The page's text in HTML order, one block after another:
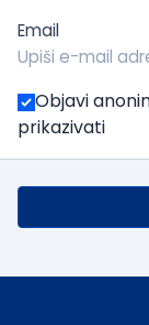
Email
Objavi
prikazivati